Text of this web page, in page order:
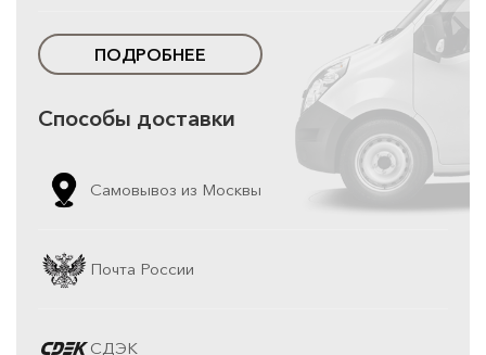
ПОДРОБНЕЕ
Способы доставки
Самовывоз из Москвы
Почта России
СДЭК